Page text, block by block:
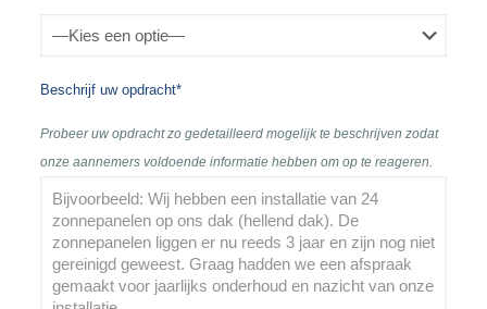
Beschrijf uw opdracht*
Probeer uw opdracht zo gedetailleerd mogelijk te beschrijven zodat
onze aannemers voldoende informatie hebben om op te reageren.